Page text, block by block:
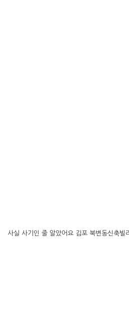
사실 사기인 줄 알았어요 김포 북변동신축